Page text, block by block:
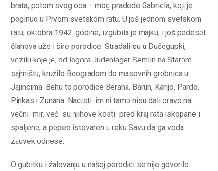
brata, potom svog oca – mog pradede Gabriela, koji je
poginuo u Prvom svetskom ratu. U još jednom svetskom
ratu, oktobra 1942. godine, izgubila je majku, i još pedeset
članova uže i šire porodice. Stradali su u Dušegupki,
vozilu koje je, od logora Judenlager Semlin na Starom
sajmištu, kružilo Beogradom do masovnih grobnica u
Jajincima. Behu to porodice Beraha, Baruh, Karijo, Pardo,
Pinkas i Zunana. Nacisti im ni tamo nisu dali pravo na
večni mir, već su njihove kosti pred kraj rata iskopane i
spaljene, a pepeo istovaren u reku Savu da ga voda
zauvek odnese.
O gubitku i žalovanju u našoj porodici se nije govorilo.